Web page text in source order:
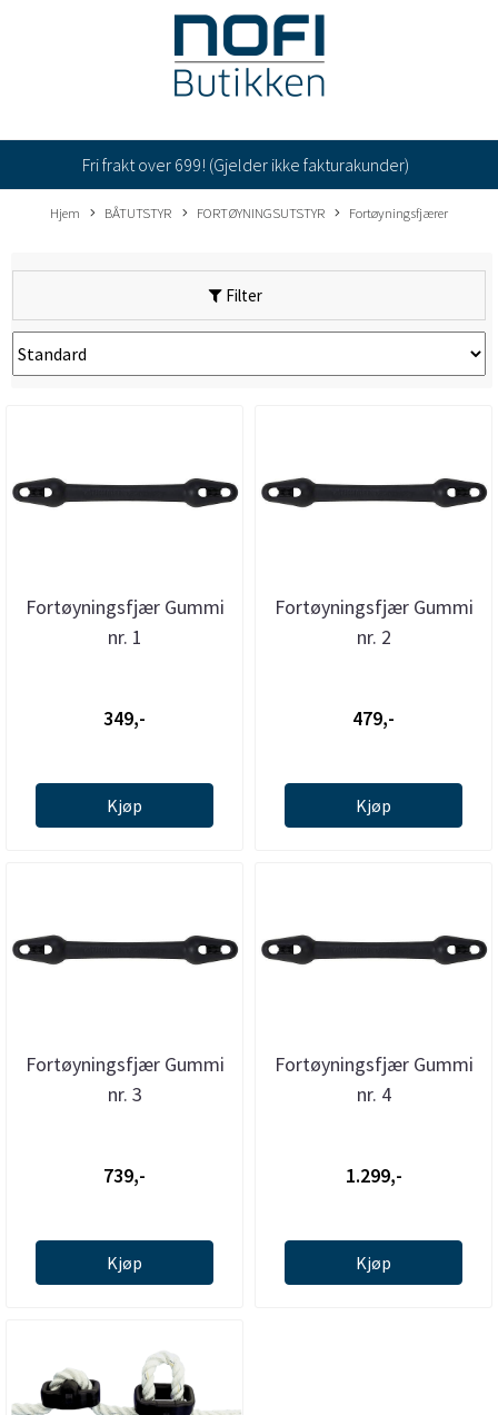
Fri frakt over 699! (Gjelder ikke fakturakunder)
Hjem BÅTUTSTYR FORTØYNINGSUTSTYR Fortøyningsfjærer
Filter
Fortøyningsfjær Gummi
nr. 1
349,-
Kjøp
Fortøyningsfjær Gummi
nr. 2
479,-
Kjøp
Fortøyningsfjær Gummi
nr. 3
739,-
Kjøp
Fortøyningsfjær Gummi
nr. 4
1.299,-
Kjøp